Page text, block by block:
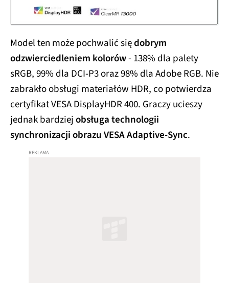
Model ten może pochwalić siędobrym
odzwierciedleniem kolorów- 138% dla palety
sRGB, 99% dla DCI-P3 oraz 98% dla Adobe RGB. Nie
zabrakło obsługi materiałów HDR, co potwierdza
certyfikat VESA DisplayHDR 400. Graczy ucieszy
jednak bardziejobsługa technologii
synchronizacji obrazu VESA Adaptive-Sync.